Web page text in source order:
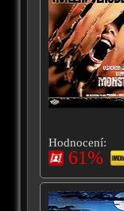
Hodnocení:
61%